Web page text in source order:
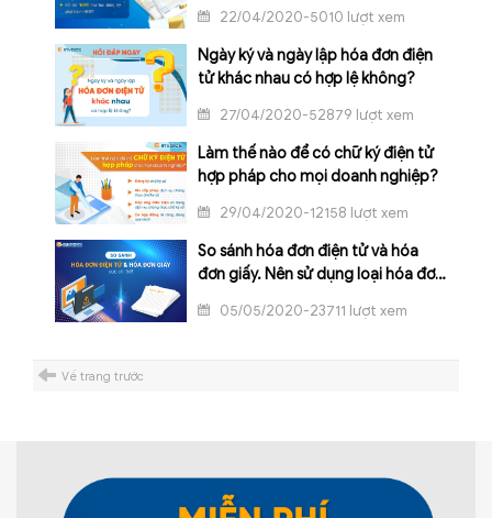
22/04/2020-5010 lượt xem
Ngày ký và ngày lập hóa đơn điện
tử khác nhau có hợp lệ không?
27/04/2020-52879 lượt xem
Làm thế nào để có chữ ký điện tử
hợp pháp cho mọi doanh nghiệp?
29/04/2020-12158 lượt xem
So sánh hóa đơn điện tử và hóa
đơn giấy. Nên sử dụng loại hóa đơn
05/05/2020-23711 lượt xem
Về trang trước